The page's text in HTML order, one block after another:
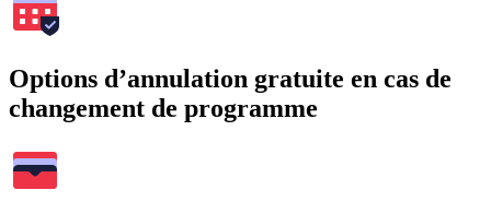
Options d’annulation gratuite en cas de
changement de programme